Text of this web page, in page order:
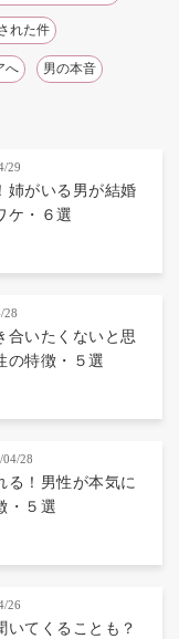
れた件
へ 男の本音
29
姉がいる男が結婚
ケ・６選
28
合いたくないと思
の特徴・５選
04/28
る！男性が本気に
・５選
26
いてくることも？